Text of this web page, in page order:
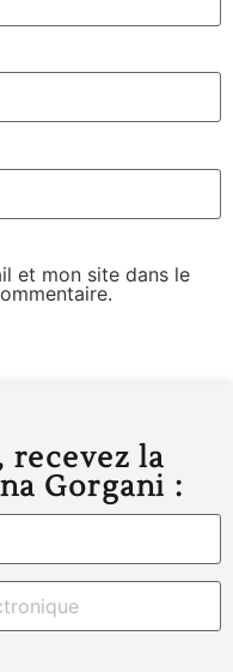
et mon site dans le
recevez la
Gorgani :